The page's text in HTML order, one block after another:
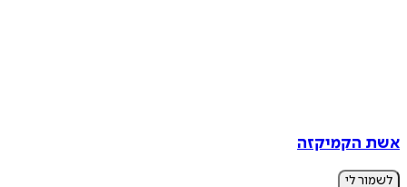
אשת הקמיקזה
לשמור לי